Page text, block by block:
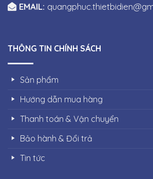
EMAIL:
THÔNG TIN CHÍNH SÁCH
Sản phẩm
Hướng dẫn mua hàng
Thanh toán & Vận chuyển
Bảo hành & Đổi trả
Tin tức